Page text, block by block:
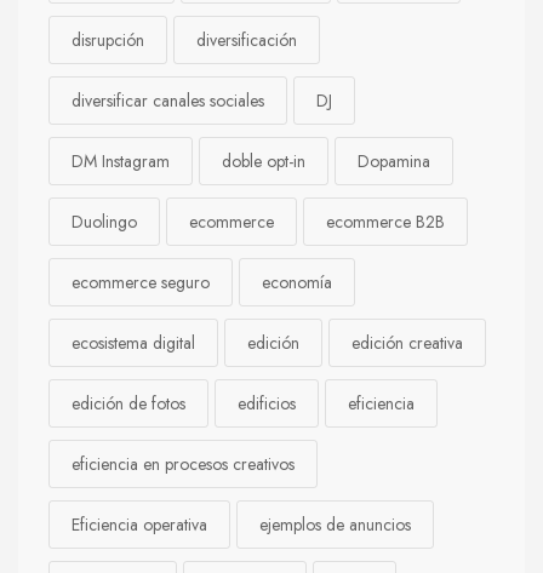
disrupción diversificación
diversificar canales sociales DJ
DM Instagram doble opt-in Dopamina
Duolingo ecommerce ecommerce B2B
ecommerce seguro economía
ecosistema digital edición edición creativa
edición de fotos edificios eficiencia
eficiencia en procesos creativos
Eficiencia operativa ejemplos de anuncios